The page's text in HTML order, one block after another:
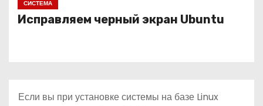
СИСТЕМА
Исправляем черный экран Ubuntu
Если вы при установке системы на базе Linux